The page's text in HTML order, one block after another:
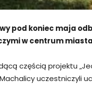
pod koniec maja
w centrum
częścią projektu
uczestniczyli